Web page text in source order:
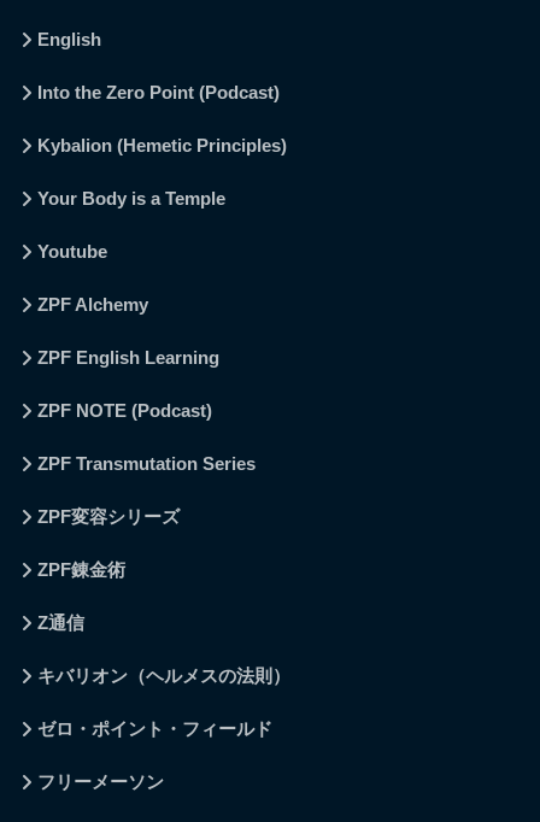
English
Into the Zero Point (Podcast)
Kybalion (Hemetic Principles)
Your Body is a Temple
Youtube
ZPF Alchemy
ZPF English Learning
ZPF NOTE (Podcast)
ZPF Transmutation Series
ZPF変容シリーズ
ZPF錬金術
Z通信
キバリオン（ヘルメスの法則）
ゼロ・ポイント・フィールド
フリーメーソン